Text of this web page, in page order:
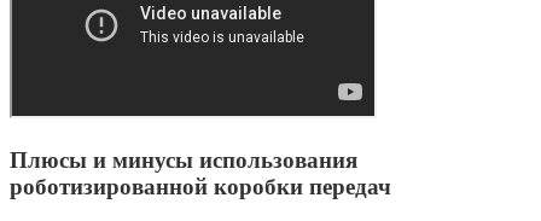
Плюсы и минусы использования
роботизированной коробки передач